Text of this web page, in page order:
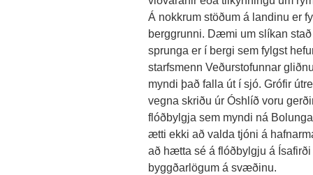
Á nokkrum stöðum á landinu er
berggrunni. Dæmi um slíkan
sprunga er í bergi sem fylgst
starfsmenn Veðurstofunnar
myndi það falla út í sjó. Grófir
vegna skriðu úr Óshlíð voru
flóðbylgja sem myndi ná
ætti ekki að valda tjóni á
að hætta sé á flóðbylgju á
byggðarlögum á svæðinu.